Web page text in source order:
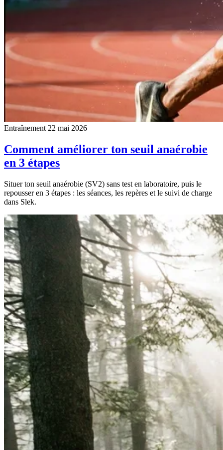
Entraînement 22 mai 2026
Comment améliorer ton seuil anaérobie
en 3 étapes
Situer ton seuil anaérobie (SV2) sans test en laboratoire, puis le
repousser en 3 étapes : les séances, les repères et le suivi de charge
dans Slek.